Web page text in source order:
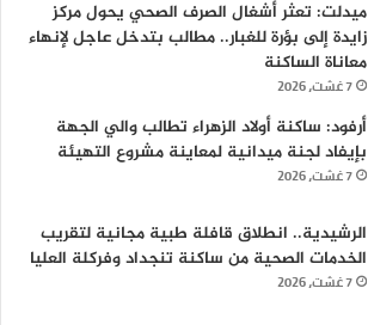
ميدلت: تعثر أشغال الصرف الصحي يحول مركز
زايدة إلى بؤرة للغبار.. مطالب بتدخل عاجل لإنهاء
معاناة الساكنة
7 غشت، 2026
أرفود: ساكنة أولاد الزهراء تطالب والي الجهة
بإيفاد لجنة ميدانية لمعاينة مشروع التهيئة
7 غشت، 2026
الرشيدية.. انطلاق قافلة طبية مجانية لتقريب
الخدمات الصحية من ساكنة تنجداد وفركلة العليا
7 غشت، 2026